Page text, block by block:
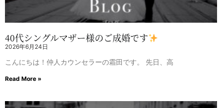
40代シングルマザー様のご成婚です
2026年6月24日
こんにちは！仲人カウンセラーの霜田です。 先日、高
Read More »